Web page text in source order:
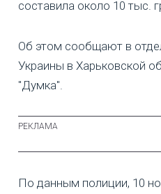
составила около 10 тыс.
Об этом сообщают в
Украины в Харьковской
"Думка".
По данным полиции, 10